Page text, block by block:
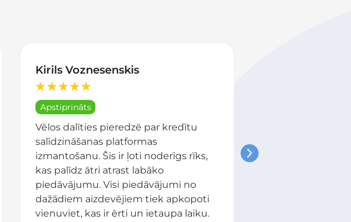
Kirils Voznesenskis
★★★★★
Apstiprināts
Vēlos dalīties pieredzē par kredītu
salīdzināšanas platformas
izmantošanu. Šis ir ļoti noderīgs rīks,
kas palīdz ātri atrast labāko
piedāvājumu. Visi piedāvājumi no
dažādiem aizdevējiem tiek apkopoti
vienuviet, kas ir ērti un ietaupa laiku.